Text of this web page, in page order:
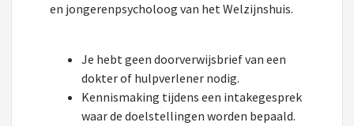
en jongerenpsycholoog van het Welzijnshuis.
Je hebt geen doorverwijsbrief van een
dokter of hulpverlener nodig.
Kennismaking tijdens een intakegesprek
waar de doelstellingen worden bepaald.